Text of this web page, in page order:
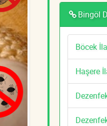
Bingöl
Böcek
Haşere